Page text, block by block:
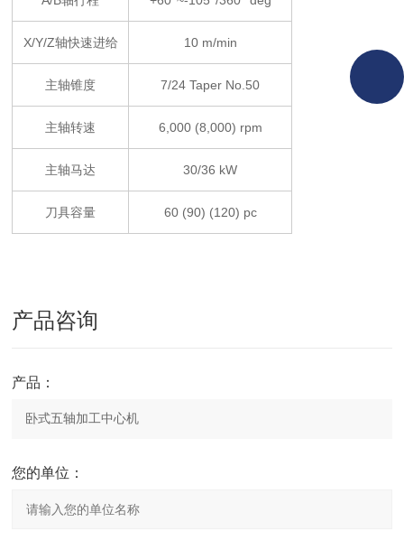
X/Y/Z轴快速进给 10 m/min
主轴锥度 7/24 Taper No.50
主轴转速 6,000 (8,000) rpm
主轴马达 30/36 kW
刀具容量 60 (90) (120) pc
产品咨询
产品：
您的单位：